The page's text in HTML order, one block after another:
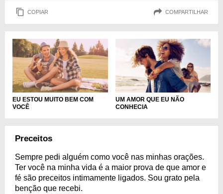
COPIAR COMPARTILHAR
EU ESTOU MUITO BEM COM
VOCÊ
UM AMOR QUE EU NÃO
CONHECIA
Preceitos
Sempre pedi alguém como você nas minhas orações.
Ter você na minha vida é a maior prova de que amor e
fé são preceitos intimamente ligados. Sou grato pela
benção que recebi.